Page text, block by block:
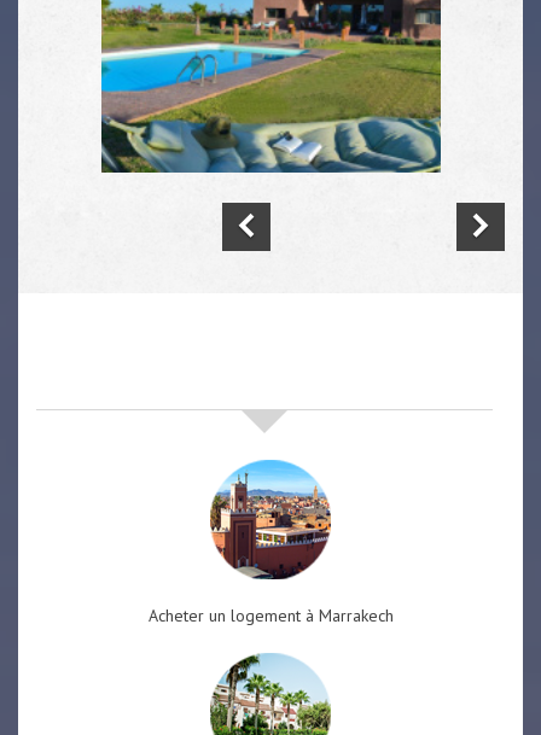
Acheter un logement à Marrakech